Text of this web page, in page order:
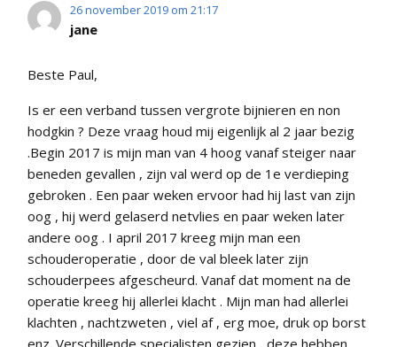
26 november 2019 om 21:17
jane
Beste Paul,
Is er een verband tussen vergrote bijnieren en non
hodgkin ? Deze vraag houd mij eigenlijk al 2 jaar bezig
.Begin 2017 is mijn man van 4 hoog vanaf steiger naar
beneden gevallen , zijn val werd op de 1e verdieping
gebroken . Een paar weken ervoor had hij last van zijn
oog , hij werd gelaserd netvlies en paar weken later
andere oog . I april 2017 kreeg mijn man een
schouderoperatie , door de val bleek later zijn
schouderpees afgescheurd. Vanaf dat moment na de
operatie kreeg hij allerlei klacht . Mijn man had allerlei
klachten , nachtzweten , viel af , erg moe, druk op borst
enz. Verschillende specialisten gezien , deze hebben